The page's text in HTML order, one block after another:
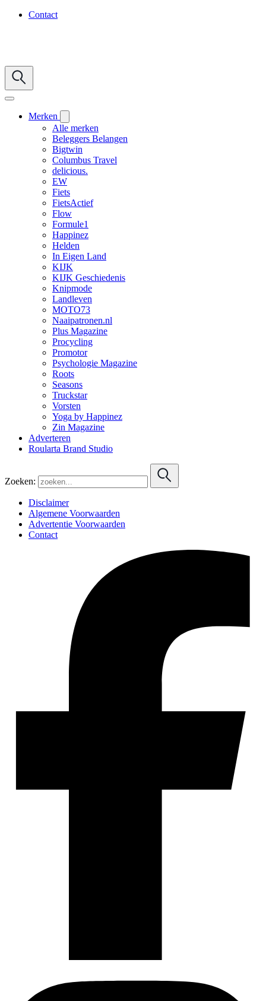
Contact
Merken
Alle merken
Beleggers Belangen
Bigtwin
Columbus Travel
delicious.
EW
Fiets
FietsActief
Flow
Formule1
Happinez
Helden
In Eigen Land
KIJK
KIJK Geschiedenis
Knipmode
Landleven
MOTO73
Naaipatronen.nl
Plus Magazine
Procycling
Promotor
Psychologie Magazine
Roots
Seasons
Truckstar
Vorsten
Yoga by Happinez
Zin Magazine
Adverteren
Roularta Brand Studio
Zoeken:
Disclaimer
Algemene Voorwaarden
Advertentie Voorwaarden
Contact